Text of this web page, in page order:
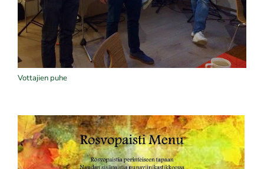
Vottajien puhe